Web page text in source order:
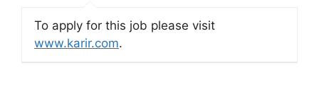
To apply for this job please visit
www.karir.com.